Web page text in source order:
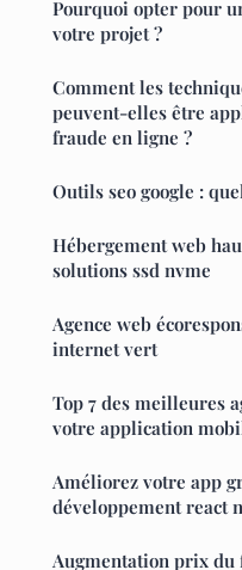
Pourquoi opter pour
votre projet ?
Comment les
peuvent-elles être
fraude en ligne ?
Outils seo google :
Hébergement web
solutions ssd nvme
Agence web
internet vert
Top 7 des meilleures
votre application
Améliorez votre app
développement react
Augmentation prix du